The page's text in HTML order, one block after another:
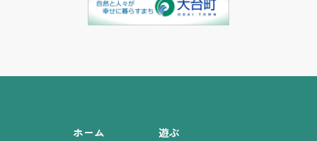
ホーム
遊ぶ